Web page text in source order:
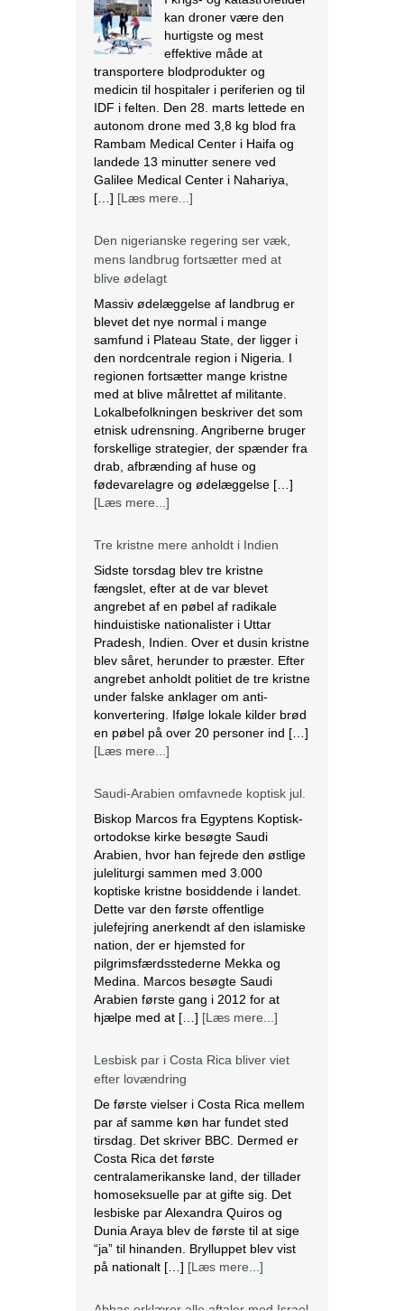
transportere blodprodukter og
medicin til hospitaler i periferien og til
IDF i felten. Den 28. marts lettede en
autonom drone med 3,8 kg blod fra
Rambam Medical Center i Haifa og
landede 13 minutter senere ved
Galilee Medical Center i Nahariya,
[…]
[Læs mere...]
Den nigerianske regering ser væk,
mens landbrug fortsætter med at
Massiv ødelæggelse af landbrug er
blevet det nye normal i mange
samfund i Plateau State, der ligger i
den nordcentrale region i Nigeria. I
regionen fortsætter mange kristne
med at blive målrettet af militante.
Lokalbefolkningen beskriver det som
etnisk udrensning. Angriberne bruger
forskellige strategier, der spænder fra
drab, afbrænding af huse og
fødevarelagre og ødelæggelse […]
[Læs mere...]
Tre kristne mere anholdt i Indien
Sidste torsdag blev tre kristne
angrebet af en pøbel af radikale
hinduistiske nationalister i Uttar
Pradesh, Indien. Over et dusin kristne
blev såret, herunder to præster. Efter
angrebet anholdt politiet de tre kristne
under falske anklager om anti-
konvertering. Ifølge lokale kilder brød
en pøbel på over 20 personer ind […]
[Læs mere...]
Saudi-Arabien omfavnede koptisk jul.
Biskop Marcos fra Egyptens Koptisk-
Arabien, hvor han fejrede den østlige
juleliturgi sammen med 3.000
koptiske kristne bosiddende i landet.
Dette var den første offentlige
julefejring anerkendt af den islamiske
nation, der er hjemsted for
pilgrimsfærdsstederne Mekka og
Medina. Marcos besøgte Saudi
Arabien første gang i 2012 for at
hjælpe med at […]
[Læs mere...]
Lesbisk par i Costa Rica bliver viet
efter lovændring
par af samme køn har fundet sted
tirsdag. Det skriver BBC. Dermed er
Costa Rica det første
centralamerikanske land, der tillader
homoseksuelle par at gifte sig. Det
lesbiske par Alexandra Quiros og
Dunia Araya blev de første til at sige
“ja” til hinanden. Brylluppet blev vist
på nationalt […]
[Læs mere...]
Abbas erklærer alle aftaler med Israel
og USA for færdige